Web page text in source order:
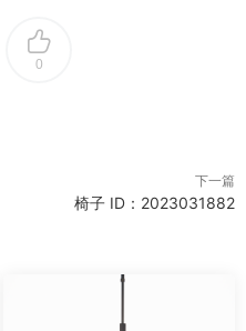
0
下一篇
椅子 ID：2023031882